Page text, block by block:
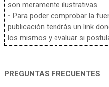
son meramente ilustrativas.
- Para poder comprobar la
publicación tendrás un link
los mismos y evaluar si
PREGUNTAS FRECUENTES